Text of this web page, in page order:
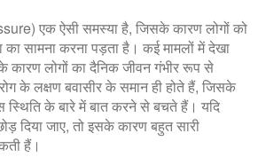
एक ऐसी समस्या है, जिसके कारण लोगों को
सामना करना पड़ता है। कई मामलों में देखा
कारण लोगों का दैनिक जीवन गंभीर रूप से
के लक्षण बवासीर के समान ही होते हैं, जिसके
स्थिति के बारे में बात करने से बचते हैं। यदि
दिया जाए, तो इसके कारण बहुत सारी
हैं।